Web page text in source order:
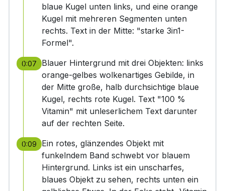
blaue Kugel unten links, und eine orange
Kugel mit mehreren Segmenten unten
rechts. Text in der Mitte: "starke 3in1-
Formel".
0:07
Blauer Hintergrund mit drei Objekten: links
orange-gelbes wolkenartiges Gebilde, in
der Mitte große, halb durchsichtige blaue
Kugel, rechts rote Kugel. Text "100 %
Vitamin" mit unleserlichem Text darunter
auf der rechten Seite.
0:09
Ein rotes, glänzendes Objekt mit
funkelndem Band schwebt vor blauem
Hintergrund. Links ist ein unscharfes,
blaues Objekt zu sehen, rechts unten ein